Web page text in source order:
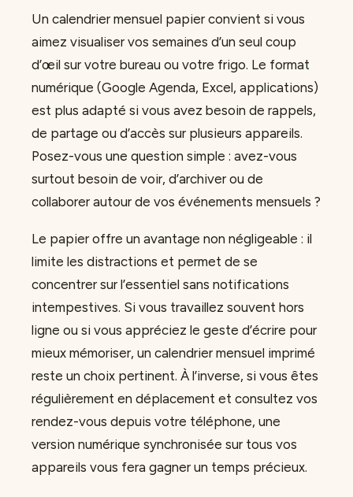
Un calendrier mensuel papier convient si vous
aimez visualiser vos semaines d’un seul coup
d’œil sur votre bureau ou votre frigo. Le format
numérique (Google Agenda, Excel, applications)
est plus adapté si vous avez besoin de rappels,
de partage ou d’accès sur plusieurs appareils.
Posez-vous une question simple : avez-vous
surtout besoin de voir, d’archiver ou de
collaborer autour de vos événements mensuels ?
Le papier offre un avantage non négligeable : il
limite les distractions et permet de se
concentrer sur l’essentiel sans notifications
intempestives. Si vous travaillez souvent hors
ligne ou si vous appréciez le geste d’écrire pour
mieux mémoriser, un calendrier mensuel imprimé
reste un choix pertinent. À l’inverse, si vous êtes
régulièrement en déplacement et consultez vos
rendez-vous depuis votre téléphone, une
version numérique synchronisée sur tous vos
appareils vous fera gagner un temps précieux.